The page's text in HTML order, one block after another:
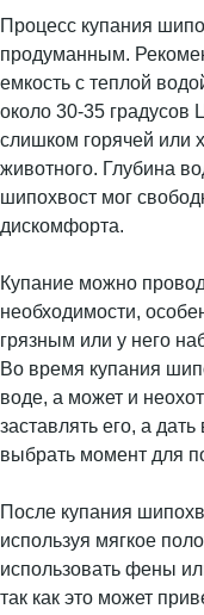
Процесс купания
продуманным.
емкость с теплой
около 30-35 градусов
слишком горячей или
животного. Глубина
шипохвост мог
дискомфорта.
Купание можно
необходимости,
грязным или у него
Во время купания
воде, а может и
заставлять его, а
выбрать момент для
После купания
используя мягкое
использовать фены
так как это может